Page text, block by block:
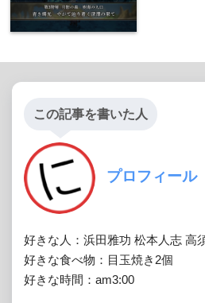
この記事を書いた人
プロフィール
好きな人：浜田雅功 松本人志 高
好きな食べ物：目玉焼き2個
好きな時間：am3:00